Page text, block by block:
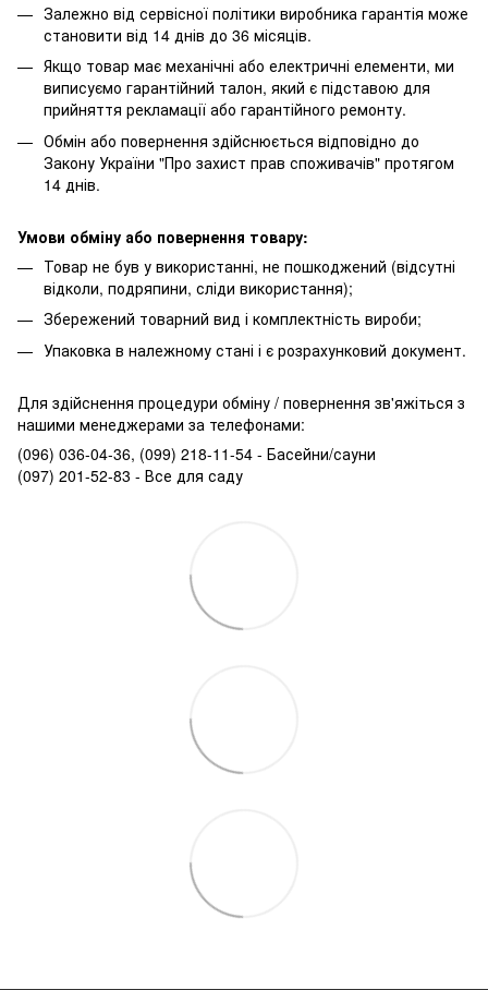
Залежно від сервісної політики виробника гарантія може
становити від 14 днів до 36 місяців.
Якщо товар має механічні або електричні елементи, ми
виписуємо гарантійний талон, який є підставою для
прийняття рекламації або гарантійного ремонту.
Обмін або повернення здійснюється відповідно до
Закону України "Про захист прав споживачів" протягом
14 днів.
Умови обміну або повернення товару:
Товар не був у використанні, не пошкоджений (відсутні
відколи, подряпини, сліди використання);
Збережений товарний вид і комплектність вироби;
Упаковка в належному стані і є розрахунковий документ.
Для здійснення процедури обміну / повернення зв'яжіться з
нашими менеджерами за телефонами:
(096) 036-04-36, (099) 218-11-54 - Басейни/сауни
(097) 201-52-83 - Все для саду